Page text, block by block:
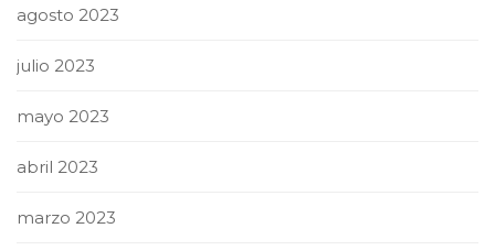
agosto 2023
julio 2023
mayo 2023
abril 2023
marzo 2023